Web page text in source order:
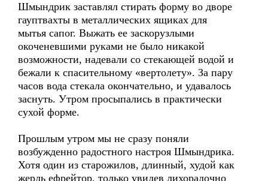
Шмындрик заставлял стирать форму во дворе
гауптвахты в металлических ящиках для
мытья сапог. Выжать ее заскорузлыми
окоченевшими руками не было никакой
возможности, надевали со стекающей водой и
бежали к спасительному «вертолету». За пару
часов вода стекала окончательно, и удавалось
заснуть. Утром просыпались в практически
сухой форме.
Прошлым утром мы не сразу поняли
возбужденно радостного настроя Шмындрика.
Хотя один из старожилов, длинный, худой как
жердь ефрейтор, только увидев лихорадочно